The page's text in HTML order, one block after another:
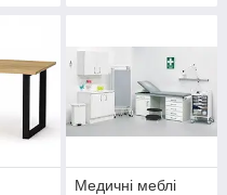
Медичні меблі